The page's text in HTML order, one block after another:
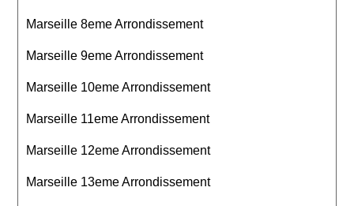
Marseille 8eme Arrondissement
Marseille 9eme Arrondissement
Marseille 10eme Arrondissement
Marseille 11eme Arrondissement
Marseille 12eme Arrondissement
Marseille 13eme Arrondissement